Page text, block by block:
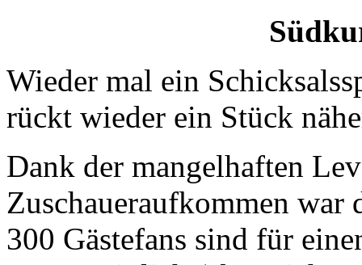
Wieder mal ein
rückt wieder ein Stück
Dank der mangelhaften
Zuschaueraufkommen war
300 Gästefans sind für